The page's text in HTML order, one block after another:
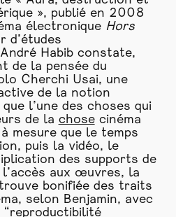
», publié en 2008
électronique Hors
d’études
Habib constate,
de la pensée du
Cherchi Usai, une
de la notion
l’une des choses qui
de la chosecinéma
mesure que le temps
puis la vidéo, le
des supports de
aux œuvres, la
bonifiée des traits
selon Benjamin, avec